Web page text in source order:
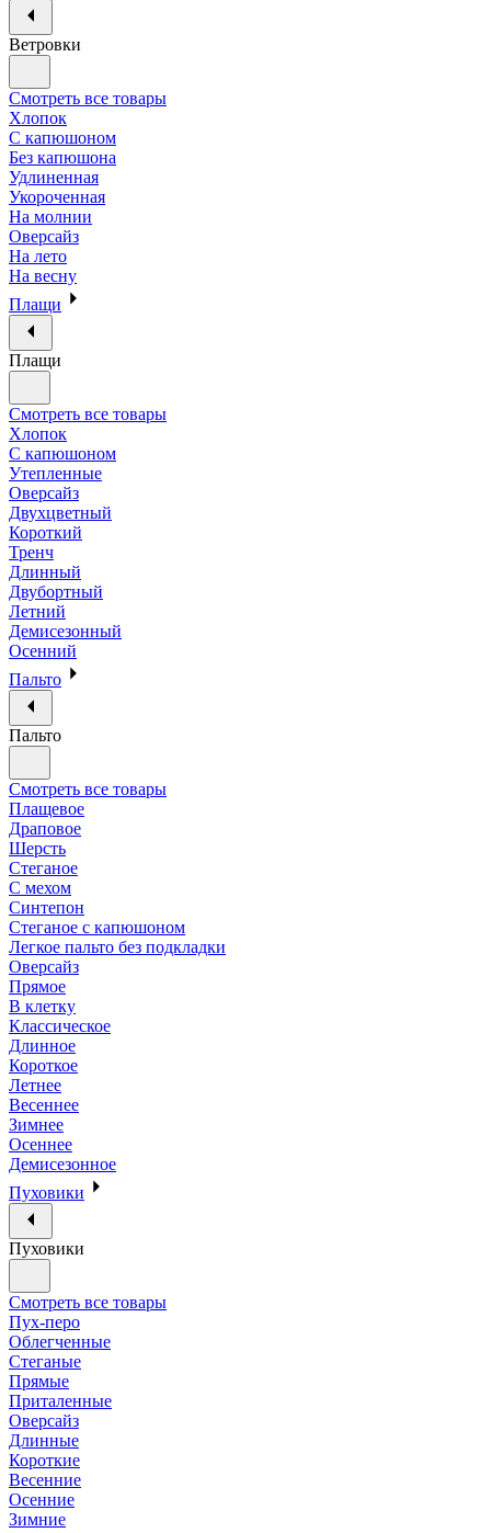
Ветровки
Смотреть все товары
Хлопок
С капюшоном
Без капюшона
Удлиненная
Укороченная
На молнии
Оверсайз
На лето
На весну
Плащи
Плащи
Смотреть все товары
Хлопок
С капюшоном
Утепленные
Оверсайз
Двухцветный
Короткий
Тренч
Длинный
Двубортный
Летний
Демисезонный
Осенний
Пальто
Пальто
Смотреть все товары
Плащевое
Драповое
Шерсть
Стеганое
С мехом
Синтепон
Стеганое с капюшоном
Легкое пальто без подкладки
Оверсайз
Прямое
В клетку
Классическое
Длинное
Короткое
Летнее
Весеннее
Зимнее
Осеннее
Демисезонное
Пуховики
Пуховики
Смотреть все товары
Пух-перо
Облегченные
Стеганые
Прямые
Приталенные
Оверсайз
Длинные
Короткие
Весенние
Осенние
Зимние